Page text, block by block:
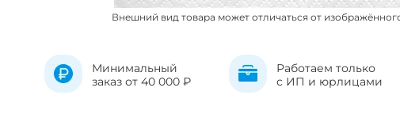
Внешний вид товара может отличаться от
Минимальный
заказ от 40 000 ₽
Работаем только
с ИП и юрлицами